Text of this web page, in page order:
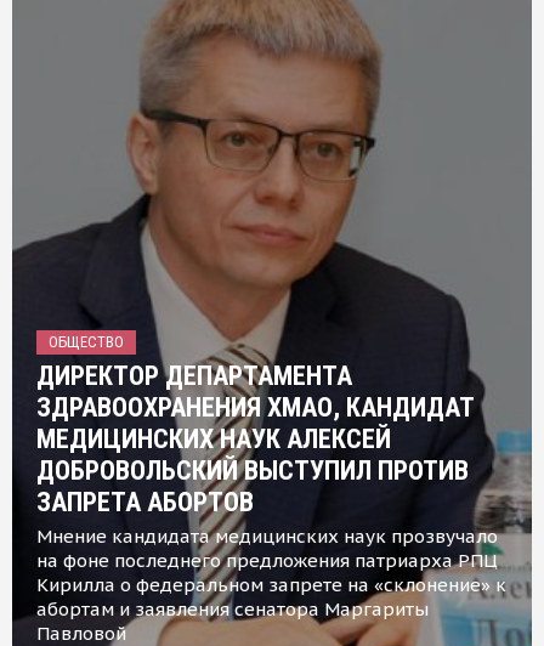
ОБЩЕСТВО
ДИРЕКТОР ДЕПАРТАМЕНТА
ЗДРАВООХРАНЕНИЯ ХМАО, КАНДИДАТ
МЕДИЦИНСКИХ НАУК АЛЕКСЕЙ
ДОБРОВОЛЬСКИЙ ВЫСТУПИЛ ПРОТИВ
ЗАПРЕТА АБОРТОВ
Мнение кандидата медицинских наук прозвучало
на фоне последнего предложения патриарха РПЦ
Кирилла о федеральном запрете на «склонение» к
абортам и заявления сенатора Маргариты
Павловой